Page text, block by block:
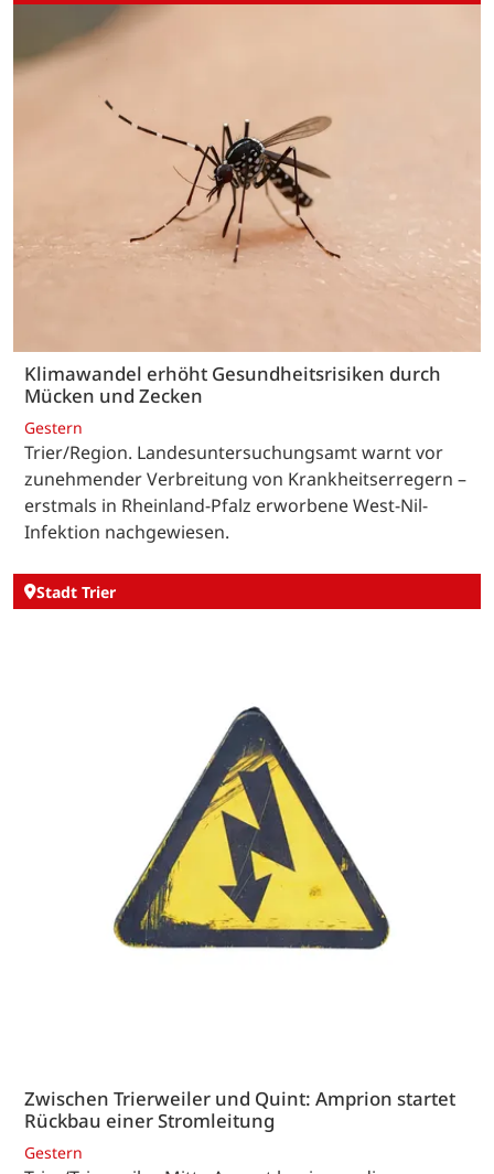
Klimawandel erhöht Gesundheitsrisiken durch
Mücken und Zecken
Gestern
Trier/Region. Landesuntersuchungsamt warnt vor
zunehmender Verbreitung von Krankheitserregern –
erstmals in Rheinland-Pfalz erworbene West-Nil-
Infektion nachgewiesen.
Stadt Trier
Zwischen Trierweiler und Quint: Amprion startet
Rückbau einer Stromleitung
Gestern